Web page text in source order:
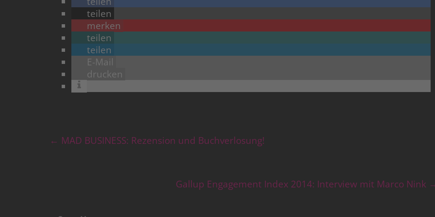
teilen
merken
teilen
teilen
E-Mail
drucken
← MAD BUSINESS: Rezension und Buchverlosung!
Gallup Engagement Index 2014: Interview mit Marco Nink